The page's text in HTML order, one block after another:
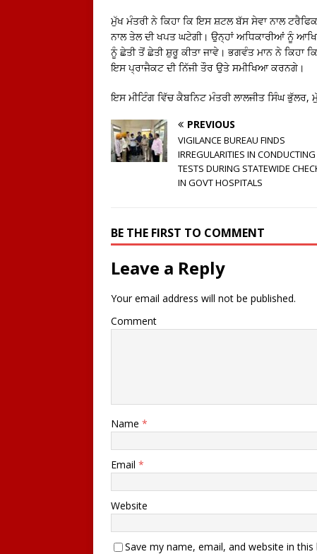
ਮੁੱਖ ਮੰਤਰੀ ਨੇ ਕਿਹਾ ਕਿ ਇਸ ਸ਼ਟਲ ਬੱਸ ਸੇਵਾ ਨਾਲ
ਨਾਲ ਤੇਲ ਦੀ ਖਪਤ ਘਟੇਗੀ। ਉਨ੍ਹਾਂ ਅਧਿਕਾਰੀਆਂ ਨੂੰ
ਨੂੰ ਛੇਤੀ ਤੋਂ ਛੇਤੀ ਸ਼ੁਰੂ ਕੀਤਾ ਜਾਵੇ। ਭਗਵੰਤ ਮਾਨ ਨੇ
ਇਸ ਪ੍ਰਾਜੈਕਟ ਦੀ ਨਿੱਜੀ ਤੌਰ ਉਤੇ ਸਮੀਖਿਆ ਕਰਨਗੇ।
ਇਸ ਮੀਟਿੰਗ ਵਿੱਚ ਕੈਬਨਿਟ ਮੰਤਰੀ ਲਾਲਜੀਤ ਸਿੰਘ
PREVIOUS
VIGILANCE BUREAU FINDS
IRREGULARITIES IN
TESTS DURING STATEWIDE
IN GOVT HOSPITALS
BE THE FIRST TO COMMENT
Leave a Reply
Your email address will not be published.
Comment
Name *
Email *
Website
Save my name, email, and website in